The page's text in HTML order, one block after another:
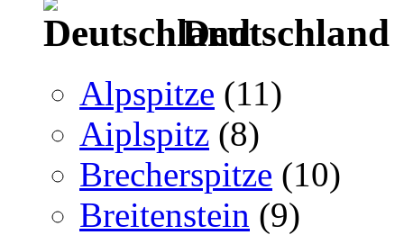
Deutschland
Alpspitze (11)
Aiplspitz (8)
Brecherspitze (10)
Breitenstein (9)